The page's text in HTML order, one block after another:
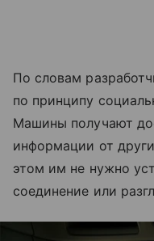
По словам
по принципу
Машины получают
информации от
этом им не нужно
соединение или